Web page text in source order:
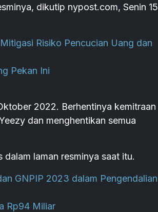
dikutip nypost.com, Senin 15
Risiko Pencucian Uang dan
Pekan Ini
2022. Berhentinya kemitraan
dan menghentikan semua
laman resminya saat itu.
GNPIP 2023 dalam Pengendalian
Rp94 Miliar